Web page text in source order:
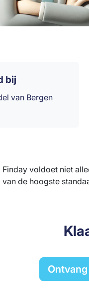
bij
van Bergen
Finday voldoet niet
van de hoogste